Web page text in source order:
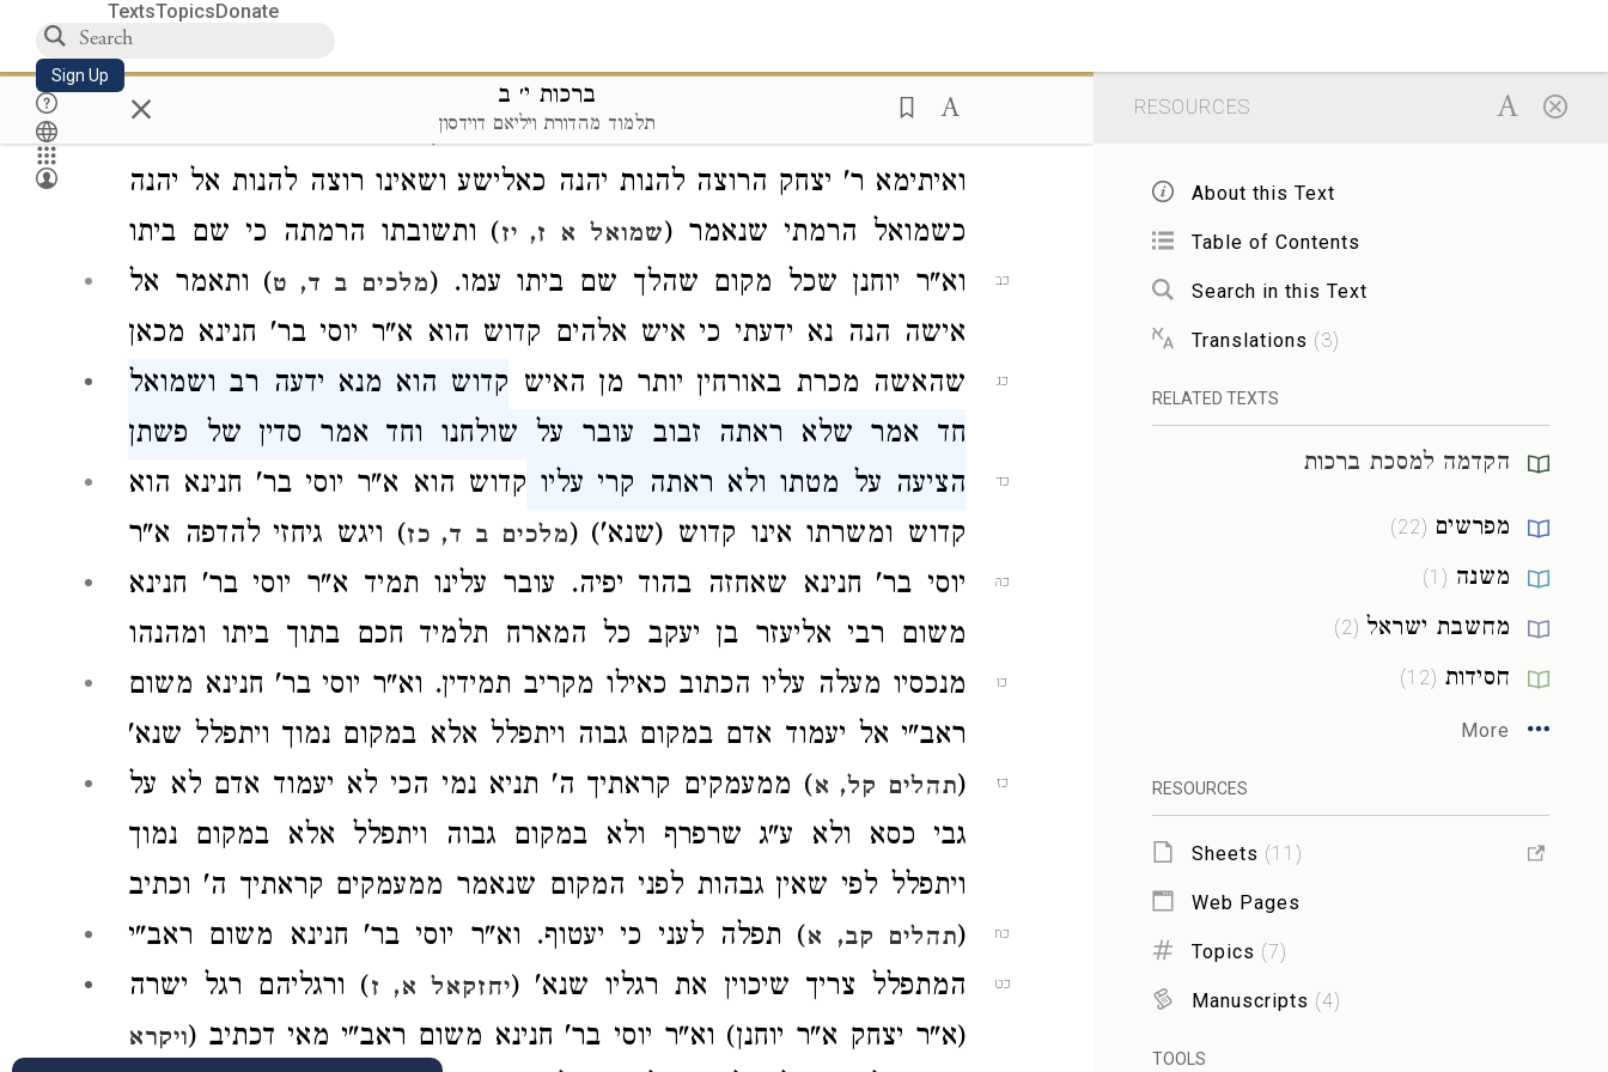
TextsTopicsDonate
Sign Up × ברכות י׳ ב
תלמוד מהדורת ויליאם דוידסון
שקירוה
בשלמא למ"ד עלייה היינו דכתיב עליית אלא למ"ד אכסדרה מאי עליית יט
מעולה שבבתים.ונשים לו שם מטה ושולחן וכסא ומנורהאמראביי
ואיתימא ר' יצחק הרוצה להנות יהנה כאלישע ושאינו רוצה להנות אל יהנה
כשמואל הרמתי שנאמר (שמואל א ז, יז) ותשובתו הרמתה כי שם ביתו
וא"ר יוחנן שכל מקום שהלך שם ביתו עמו. כב (מלכים ב ד, ט) ותאמר אל
אישה הנה נא ידעתי כי איש אלהים קדוש הוא א"ר יוסי בר' חנינא מכאן
שהאשה מכרת באורחין יותר מן האיש
כג קדוש הוא מנא ידעה רב ושמואל
חד אמר שלא ראתה זבוב עובר על שולחנו וחד אמר סדין של פשתן
הציעה על מטתו ולא ראתה קרי עליו
כד קדוש הוא א"ר יוסי בר' חנינא הוא
קדוש ומשרתו אינו קדוש (שנא') (מלכים ב ד, כז) ויגש גיחזילהדפה א"ר
יוסי בר' חנינא שאחזה בהוד יפיה. כה עובר עלינו תמיד א"ר יוסי בר' חנינא
משום רבי אליעזר בן יעקב כל המארח תלמיד חכם בתוך ביתו ומהנהו
מנכסיו מעלה עליו הכתוב כאילו מקריב תמידין.
כו וא"ר יוסי בר' חנינא משום
ראב"י אל יעמוד אדם במקום גבוה ויתפלל אלא במקום נמוך ויתפלל שנא'
(תהלים קל, א) ממעמקים קראתיך ה' כז
תניא נמי הכי לא יעמוד אדם לא על
גבי כסא ולא ע"ג שרפרף ולא במקום גבוה ויתפלל אלא במקום נמוך
ויתפלל לפי שאין גבהות לפני המקום שנאמר ממעמקים קראתיך ה' וכתיב
(תהלים קב, א) תפלה לעני כי יעטוף. כח וא"ר יוסי בר' חנינא משום ראב"י
המתפלל צריך שיכוין את רגליו שנא' (יחזקאל א, ז) ורגליהם רגל ישרה כט
(א"ר יצחק א"ר יוחנן) וא"ר יוסי בר' חנינא משום ראב"ימאי דכתיב (ויקרא
RESOURCES
About this Text
Table of Contents
Search in this Text
Translations (3)
RELATED TEXTS
הקדמה למסכת ברכות
מפרשים (
22
)
משנה (
1
)
מחשבת ישראל (
2
)
חסידות (
12
)
More
RESOURCES
Sheets (11 )
Web Pages
Topics (7)
Manuscripts (4)
TOOLS